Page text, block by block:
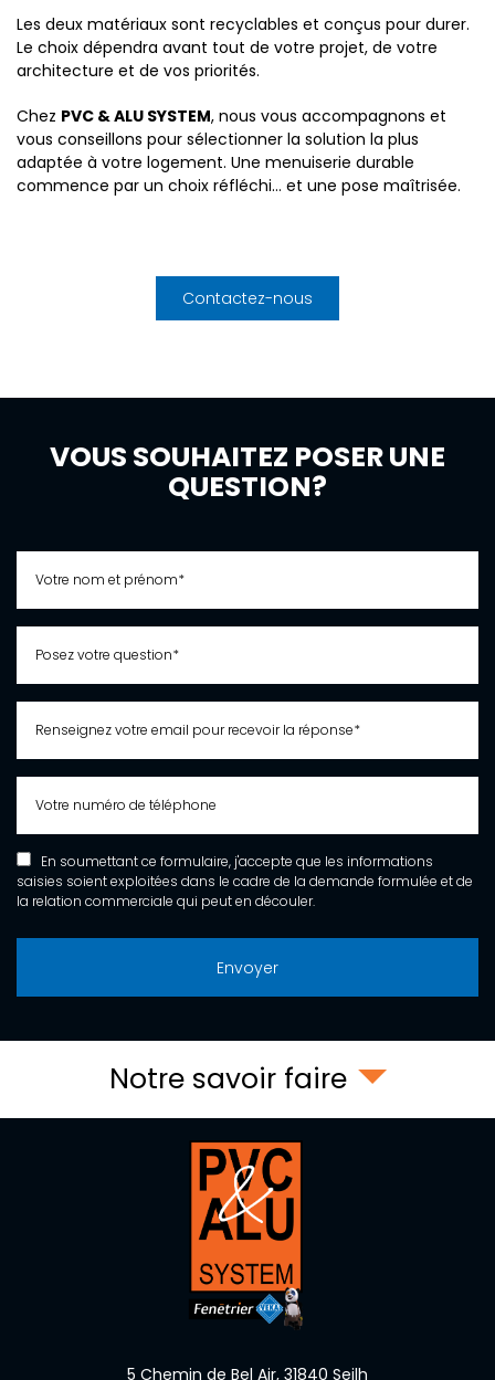
Les deux matériaux sont recyclables et conçus pour durer.
Le choix dépendra avant tout de votre projet, de votre
architecture et de vos priorités.
Chez PVC & ALU SYSTEM, nous vous accompagnons et
vous conseillons pour sélectionner la solution la plus
adaptée à votre logement. Une menuiserie durable
commence par un choix réfléchi… et une pose maîtrisée.
Contactez-nous
VOUS SOUHAITEZ POSER UNE
QUESTION?
En soumettant ce formulaire, j'accepte que les informations
saisies soient exploitées dans le cadre de la demande formulée et de
la relation commerciale qui peut en découler.
Notre savoir faire
5 Chemin de Bel Air, 31840 Seilh